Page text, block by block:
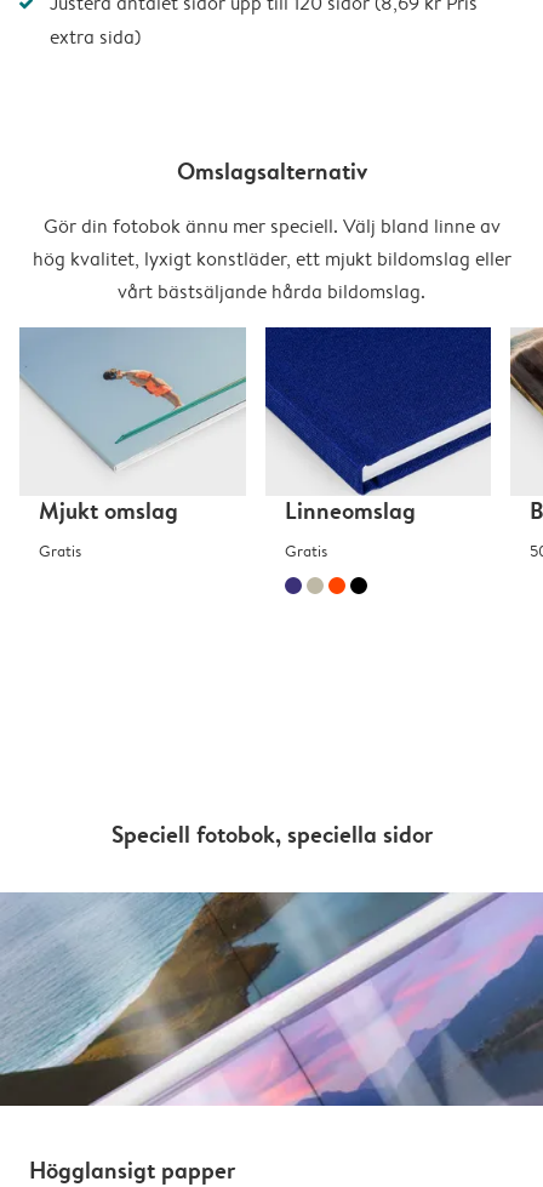
extra sida)
Omslagsalternativ
Gör din fotobok ännu mer speciell. Välj bland linne av
hög kvalitet, lyxigt konstläder, ett mjukt bildomslag eller
vårt bästsäljande hårda bildomslag.
Mjukt omslag
Gratis
Linneomslag
Gratis
Speciell fotobok, speciella sidor
Högglansigt papper